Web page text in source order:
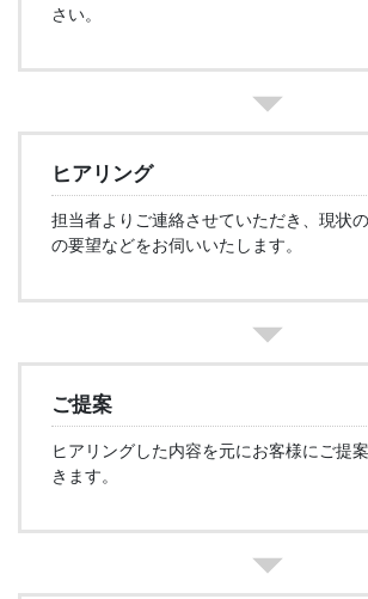
さい。
ヒアリング
担当者よりご連絡させていただき、現状
の要望などをお伺いいたします。
ご提案
ヒアリングした内容を元にお客様にご提
きます。